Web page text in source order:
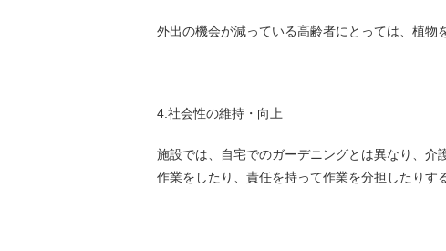
外出の機会が減っている高齢者にとっては、植物
4.社会性の維持・向上
施設では、自宅でのガーデニングとは異なり、
作業をしたり、責任を持って作業を分担したりす